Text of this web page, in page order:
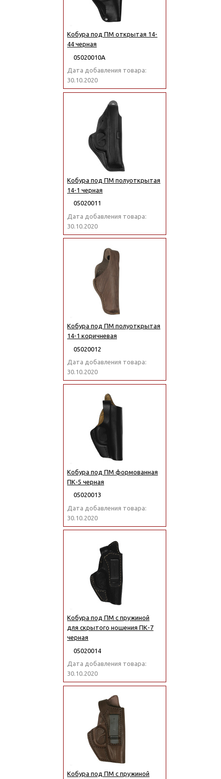
Кобура под ПМ открытая 14-
44 черная
05020010А
Дата добавления товара:
30.10.2020
Кобура под ПМ полуоткрытая
14-1 черная
05020011
Дата добавления товара:
30.10.2020
Кобура под ПМ полуоткрытая
14-1 коричневая
05020012
Дата добавления товара:
30.10.2020
Кобура под ПМ формованная
ПК-5 черная
05020013
Дата добавления товара:
30.10.2020
Кобура под ПМ с пружиной
для скрытого ношения ПК-7
черная
05020014
Дата добавления товара:
30.10.2020
Кобура под ПМ с пружиной